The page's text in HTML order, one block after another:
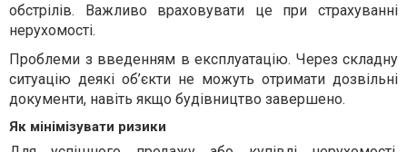
обстрілів. Важливо враховувати це при страхуванні
нерухомості.
Проблеми з введенням в експлуатацію. Через складну
ситуацію деякі об’єкти не можуть отримати дозвільні
документи, навіть якщо будівництво завершено.
Як мінімізувати ризики